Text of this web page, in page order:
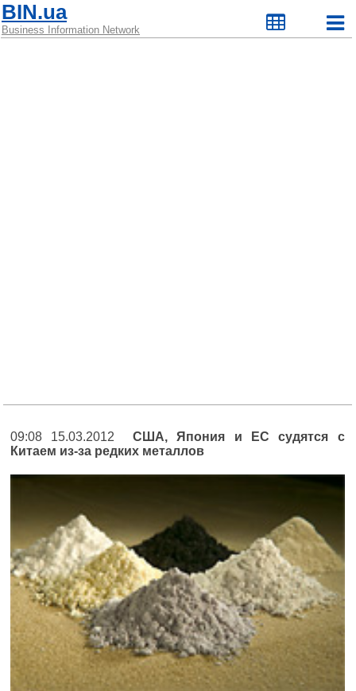
BIN.ua
Business Information Network
09:08 15.03.2012 США, Япония и ЕС судятся с
Китаем из-за редких металлов